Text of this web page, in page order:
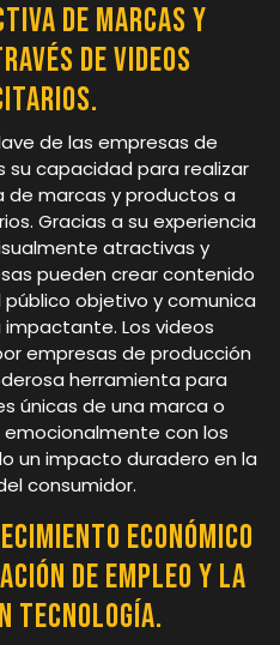
de marcas y
de videos
de las empresas de
su capacidad para realizar
marcas y productos a
Gracias a su experiencia
atractivas y
pueden crear contenido
objetivo y comunica
Los videos
empresas de producción
herramienta para
únicas de una marca o
con los
un impacto duradero en la
consumidor.
económico
de empleo y la
tecnología.